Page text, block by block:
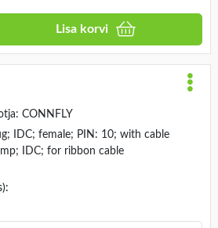
Lisa korvi
CONNFLY
IDC; female; PIN: 10; with cable
IDC; for ribbon cable